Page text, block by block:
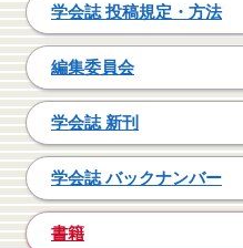
学会誌 投稿規定・方法
編集委員会
学会誌 新刊
学会誌 バックナンバー
書籍